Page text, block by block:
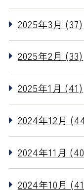
2025年3月 (37)
2025年2月 (33)
2025年1月 (41)
2024年12月
2024年11月
2024年10月